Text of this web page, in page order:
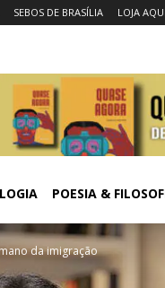
SEBOS DE BRASÍLIA LOJA
POESIA &
da imigração